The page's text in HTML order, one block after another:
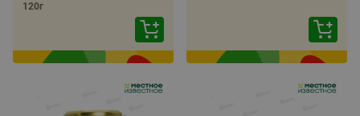
120г